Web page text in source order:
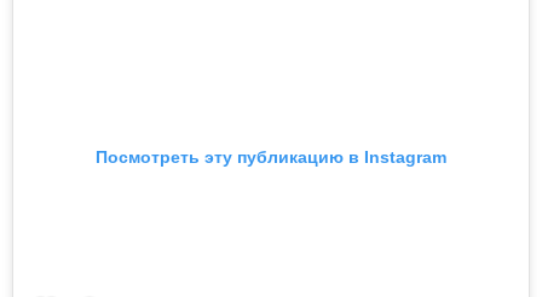
Посмотреть эту публикацию в Instagram